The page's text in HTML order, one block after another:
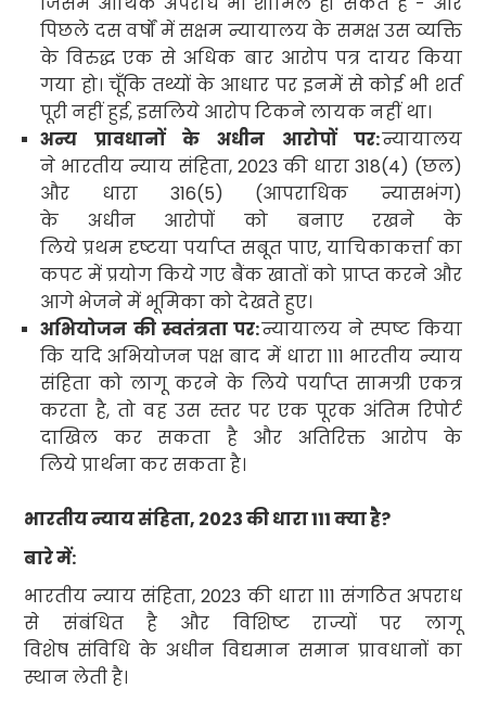
पिछले दस वर्षों में सक्षम न्यायालय के समक्ष उस व्यक्ति
के विरुद्ध एक से अधिक बार आरोप पत्र दायर किया
गया हो। चूँकि तथ्यों के आधार पर इनमें से कोई भी शर्त
पूरी नहीं हुई,इसलिये आरोप टिकने लायकनहीं था।
अन्य प्रावधानों के अधीन आरोपों पर:न्यायालय
ने भारतीय न्याय संहिता, 2023 की धारा 318(4) (छल)
और धारा 316(5) (आपराधिक न्यासभंग)
के अधीन आरोपों को बनाए रखने के
लिये प्रथम दृष्टया पर्याप्त सबूत पाए, याचिकाकर्त्ता का
कपट में प्रयोग किये गए बैंक खातों को प्राप्त करने और
आगे भेजने में भूमिका को देखते हुए।
अभियोजन की स्वतंत्रता पर:न्यायालय ने स्पष्ट किया
कि यदि अभियोजन पक्ष बाद में धारा111 भारतीय न्याय
संहिता को लागू करने के लिये पर्याप्त सामग्री एकत्र
करता है,तो वह उस स्तर पर एक पूरक अंतिम रिपोर्ट
दाखिल कर सकता है और अतिरिक्त आरोप के
लिये प्रार्थना कर सकता है।
भारतीय न्याय संहिता, 2023की धारा111क्या है?
बारे में:
भारतीय न्याय संहिता, 2023 की धारा 111 संगठित अपराध
से संबंधित है और विशिष्ट राज्यों पर लागू
विशेष संविधि के अधीन विद्यमान समान प्रावधानों का
स्थान लेती है।